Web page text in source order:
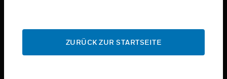
toggle view
toggle view
ZURÜCK ZUR STARTSEITE